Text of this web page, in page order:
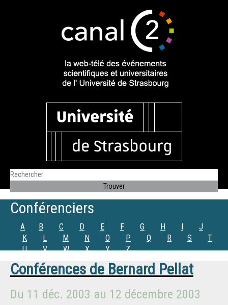
Conférenciers
A B C D E F G H I
J
K
L M N O P Q R S
T
U
V W X Y Z
Conférences de Bernard Pellat
Du 11 déc. 2003 au 12 décembre 2003